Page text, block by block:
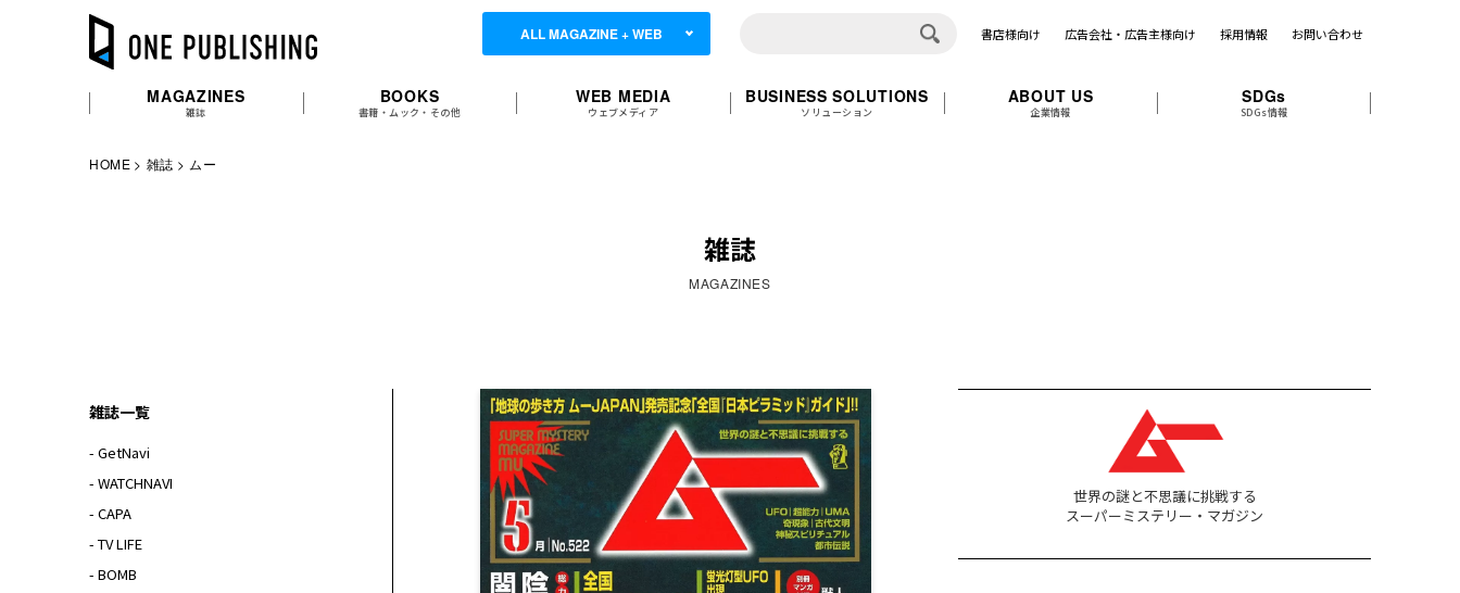
ALL MAGAZINE + WEB 書店様向け 広告会社・広告主様向け 採用情報 お問い合わせ
MAGAZINES
雑誌
BOOKS
書籍・ムック・その他
WEB MEDIA
ウェブメディア
BUSINESS SOLUTIONS
ソリューション
ABOUT US
企業情報
SDGs
SDGs情報
HOME 雑誌 ムー
雑誌
MAGAZINES
世界の謎と不思議に挑戦する
スーパーミステリー・マガジン
雑誌一覧
- GetNavi
- WATCHNAVI
- CAPA
- TV LIFE
- BOMB